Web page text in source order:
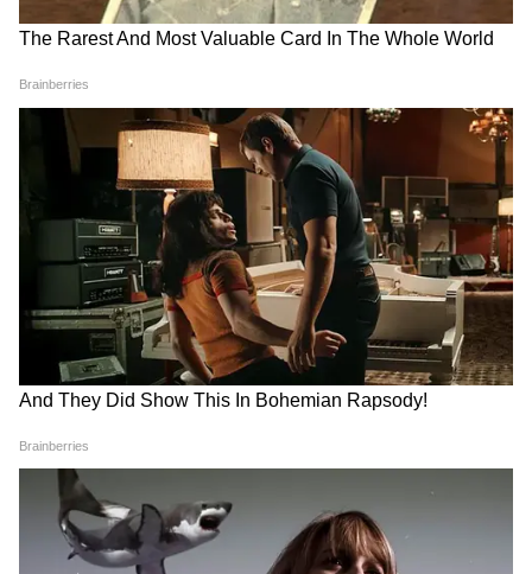
শিশুর বিকাশের জন্য গুরুত্বপূর্ণ অন্যান্য এক্সপোজার
এবং ধাতুর এক্সপোজার, আশেপাশের তৈরি বৈশিষ্ট্য,
সম্প্রদায়ের সহায়তা, এবং আবাসিক জীবনযাপনের
পরিবেশ, গবেষকরা পাবলিক হেলথ রিসার্চ অ্যান্ড
প্র্যাকটিস জার্নালে প্রকাশিত তাদের গবেষণায়
বলেছেন।
5
10
Image Credit : Getty
জীবনযাত্রায় স্বাস্থ্য ঝুঁকি